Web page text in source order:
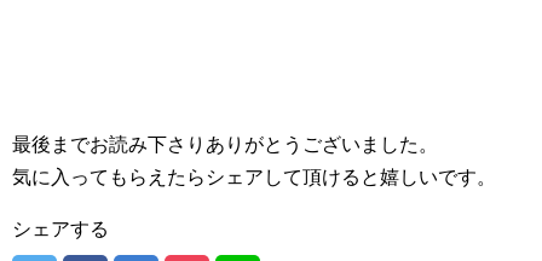
最後までお読み下さりありがとうございました。
気に入ってもらえたらシェアして頂けると嬉しいです。
シェアする